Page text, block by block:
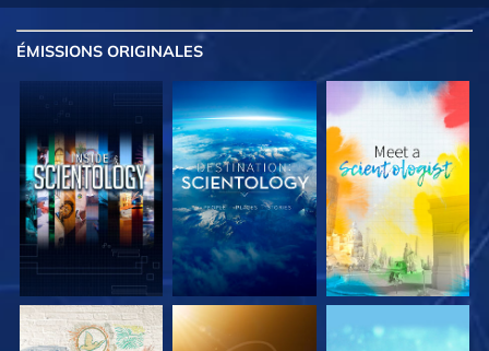
ÉMISSIONS ORIGINALES